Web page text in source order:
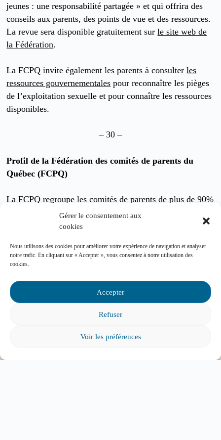
Gérer le consentement aux
cookies
Nous utilisons des cookies pour améliorer votre expérience de navigation et analyser
notre trafic. En cliquant sur « Accepter », vous consentez à notre utilisation des
cookies.
Accepter
Refuser
Voir les préférences
jeunes : une responsabilité partagée » et qui offrira des
conseils aux parents, des points de vue et des ressources.
La revue sera disponible gratuitement surle site web de
la Fédération.
La FCPQ invite également les parents à consulterles
ressources gouvernementales pour reconnaître les pièges
de l’exploitation sexuelle et pour connaître les ressources
disponibles.
– 30 –
Profil de la Fédération des comités de parents du
Québec (FCPQ)
La FCPQ regroupe les comités de parents de plus de 90%
des centres de services scolaires du Québec. Elle
soutient, depuis près de 50 ans, les parents bénévoles
publiques primaires et secondaires dans le but d’assurer
la qualité de l’éducation offerte aux enfants.
Vous pouvez communiquer avec nous pour